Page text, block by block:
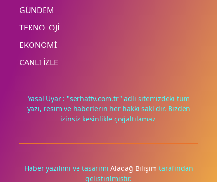
Deneyimini iyileştirmek ve içeriğimizi geliştirmek için çerezler
yalnızca onayınla.
GÜNDEM
TEKNOLOJİ
EKONOMİ
CANLI İZLE
Yasal Uyarı: "serhattv.com.tr" adlı sitemizdeki tüm
yazı, resim ve haberlerin her hakkı saklıdır. Bizden
izinsiz kesinlikle çoğaltılamaz.
Haber yazılımı ve tasarımı Aladağ Bilişim tarafından
geliştirilmiştir.